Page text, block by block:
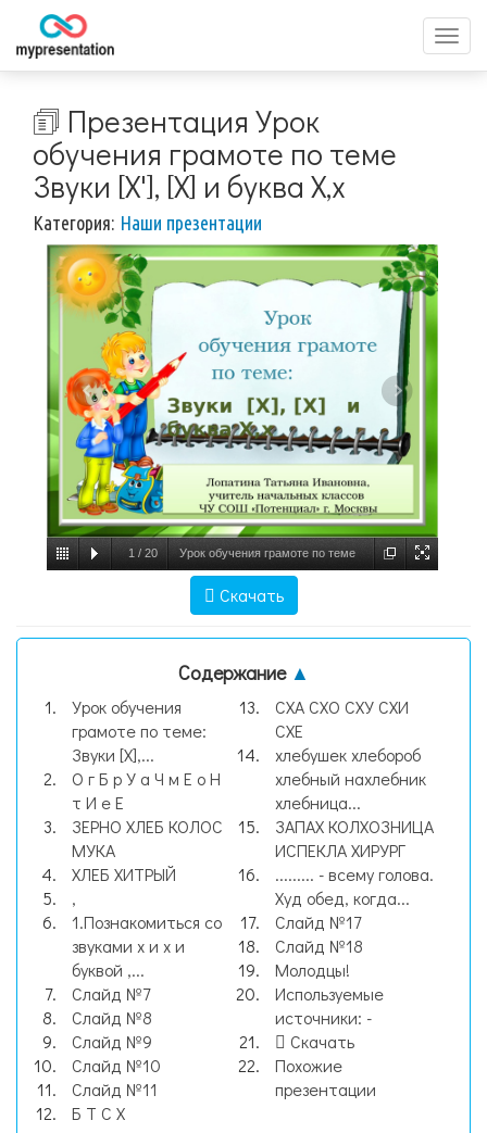
меню
🗊 Презентация Урок
обучения грамоте по теме
Звуки [Х'], [Х] и буква Х,х
Категория: Наши презентации
1 / 20 Урок обучения грамоте по теме
Скачать
Содержание ▲
Урок обучения
грамоте по теме:
Звуки [Х],...
О г Б р У а Ч м Е о Н
т И е Е
ЗЕРНО ХЛЕБ КОЛОС
МУКА
ХЛЕБ ХИТРЫЙ
,
1.Познакомиться со
звуками х и х и
буквой ,...
Слайд №7
Слайд №8
Слайд №9
Слайд №10
Слайд №11
Б Т С Х
СХА СХО СХУ СХИ
СХЕ
хлебушек хлебороб
хлебный нахлебник
хлебница...
ЗАПАХ КОЛХОЗНИЦА
ИСПЕКЛА ХИРУРГ
......... - всему голова.
Худ обед, когда...
Слайд №17
Слайд №18
Молодцы!
Используемые
источники: -
Скачать
Похожие
презентации